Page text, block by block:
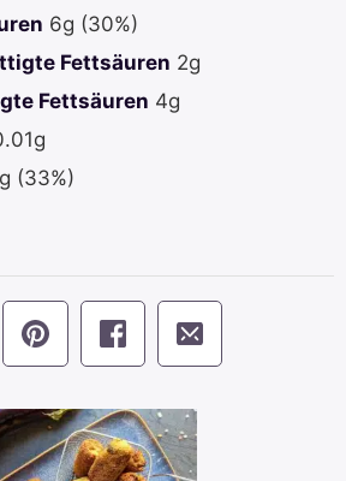
6g (30%)
Fettsäuren 2g
Fettsäuren 4g
g
(33%)